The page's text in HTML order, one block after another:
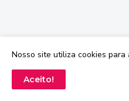
Nosso site utiliza cookies para
Aceito!